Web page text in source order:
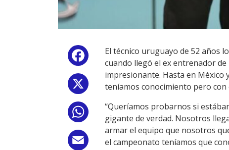
Facebook
WhatsApp
Email
El técnico uruguayo de 52 años
cuando llegó el ex entrenador
impresionante. Hasta en México
teníamos conocimiento pero con
“Queríamos probarnos si
gigante de verdad. Nosotros
armar el equipo que nosotros
el campeonato teníamos que